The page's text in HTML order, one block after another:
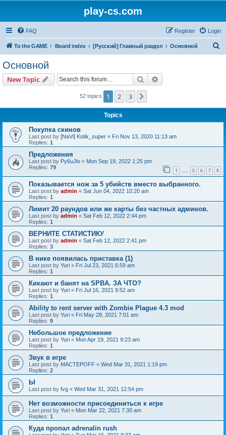
play-cs.com
FAQ Login
Register
To the GAME Board index [Русский] Главный раздел Основной
Основной
New Topic Search
52 topics 1 2 3
Topics
Покупка скинов
Last post by [NaVi] Kotik_super « Fri Nov 13, 2020 11:13 am
Replies: 1
Предложения
Last post by Py6uJlo « Mon Sep 19, 2022 1:25 pm
Replies: 79 1 … 5 6 7 8
Показывается нож за 5 убийств вместо выбранного.
Last post by admin « Sat Jun 04, 2022 10:20 am
Replies: 1
Лимит 20 раундов или же карты без частных админов.
Last post by admin « Sat Feb 12, 2022 2:44 pm
Replies: 1
ВЕРНИТЕ СТАТИСТИКУ
Last post by admin « Sat Feb 12, 2022 2:41 pm
Replies: 3
В нике появилась приставка (1)
Last post by Yuri « Fri Jul 23, 2021 6:59 am
Replies: 1
Кикают и банят на SPBA. ЗА ЧТО?
Last post by Yuri « Fri Jul 16, 2021 9:52 am
Replies: 1
Ability to rent server with Zombie Plague 4.3 mod
Last post by Yuri « Fri May 28, 2021 7:01 am
Replies: 9
Небольшое предложение
Last post by Yuri « Mon Apr 19, 2021 9:23 am
Replies: 1
Звук в игре
Last post by MACTEPOFF « Wed Mar 31, 2021 1:19 pm
Replies: 2
Ы
Last post by fvg « Wed Mar 31, 2021 12:54 pm
Нет возможности присоединиться к игре
Last post by Yuri « Mon Mar 22, 2021 7:30 am
Replies: 1
Куда пропал adrenalin rush